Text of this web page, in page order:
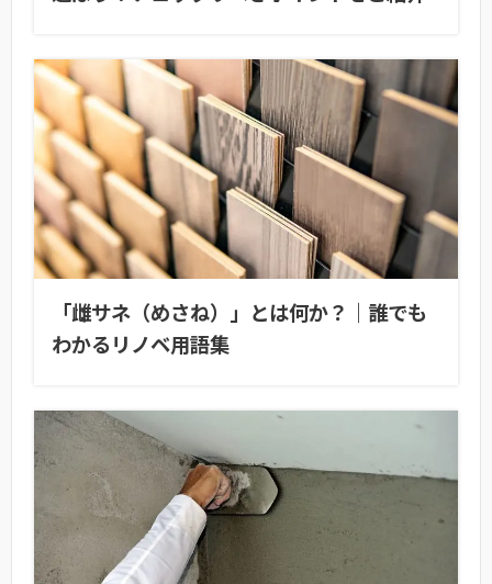
「雌サネ（めさね）」とは何か？｜誰でも
わかるリノベ用語集